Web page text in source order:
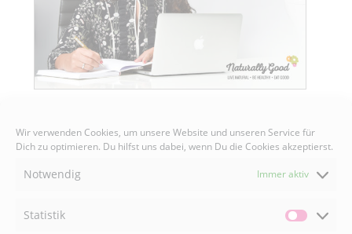
Wir verwenden Cookies, um unsere Website und unseren Service für
Dich zu optimieren. Du hilfst uns dabei, wenn Du die Cookies akzeptierst.
Notwendig Immer aktiv
Statistik